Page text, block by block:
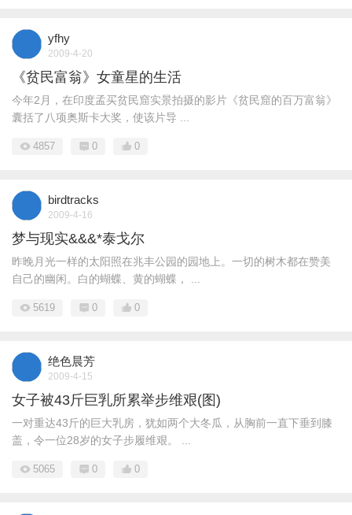
yfhy
2009-4-20
《贫民富翁》女童星的生活
今年2月，在印度孟买贫民窟实景拍摄的影片《贫民窟的百万富翁》
囊括了八项奥斯卡大奖，使该片导 ...
4857 0 0
birdtracks
2009-4-16
梦与现实&&&*泰戈尔
昨晚月光一样的太阳照在兆丰公园的园地上。一切的树木都在赞美
自己的幽闲。白的蝴蝶、黄的蝴蝶， ...
5619 0 0
绝色晨芳
2009-4-15
女子被43斤巨乳所累举步维艰(图)
一对重达43斤的巨大乳房，犹如两个大冬瓜，从胸前一直下垂到膝
盖，令一位28岁的女子步履维艰。 ...
5065 0 0